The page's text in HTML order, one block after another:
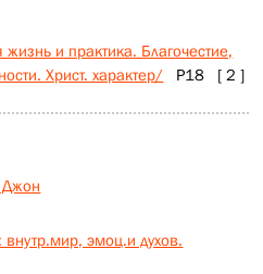
и практика. Благочестие,
Христ. характер/ Р18 [ 2 ]
Джон
эмоц.и духов.